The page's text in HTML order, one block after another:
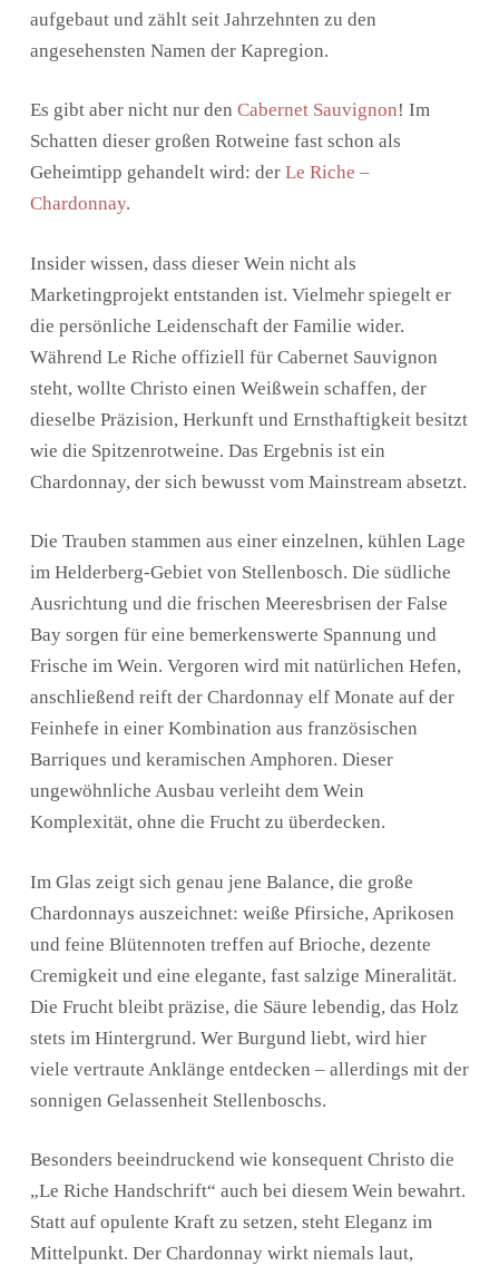
aufgebaut und zählt seit Jahrzehnten zu den
angesehensten Namen der Kapregion.
Es gibt aber nicht nur den Cabernet Sauvignon! Im
Schatten dieser großen Rotweine fast schon als
Geheimtipp gehandelt wird: der Le Riche –
Chardonnay.
Insider wissen, dass dieser Wein nicht als
Marketingprojekt entstanden ist. Vielmehr spiegelt er
die persönliche Leidenschaft der Familie wider.
Während Le Riche offiziell für Cabernet Sauvignon
steht, wollte Christo einen Weißwein schaffen, der
dieselbe Präzision, Herkunft und Ernsthaftigkeit besitzt
wie die Spitzenrotweine. Das Ergebnis ist ein
Chardonnay, der sich bewusst vom Mainstream absetzt.
Die Trauben stammen aus einer einzelnen, kühlen Lage
im Helderberg-Gebiet von Stellenbosch. Die südliche
Ausrichtung und die frischen Meeresbrisen der False
Bay sorgen für eine bemerkenswerte Spannung und
Frische im Wein. Vergoren wird mit natürlichen Hefen,
anschließend reift der Chardonnay elf Monate auf der
Feinhefe in einer Kombination aus französischen
Barriques und keramischen Amphoren. Dieser
ungewöhnliche Ausbau verleiht dem Wein
Komplexität, ohne die Frucht zu überdecken.
Im Glas zeigt sich genau jene Balance, die große
Chardonnays auszeichnet: weiße Pfirsiche, Aprikosen
und feine Blütennoten treffen auf Brioche, dezente
Cremigkeit und eine elegante, fast salzige Mineralität.
Die Frucht bleibt präzise, die Säure lebendig, das Holz
stets im Hintergrund. Wer Burgund liebt, wird hier
viele vertraute Anklänge entdecken – allerdings mit der
sonnigen Gelassenheit Stellenboschs.
Besonders beeindruckend wie konsequent Christo die
„Le Riche Handschrift“ auch bei diesem Wein bewahrt.
Statt auf opulente Kraft zu setzen, steht Eleganz im
Mittelpunkt. Der Chardonnay wirkt niemals laut,